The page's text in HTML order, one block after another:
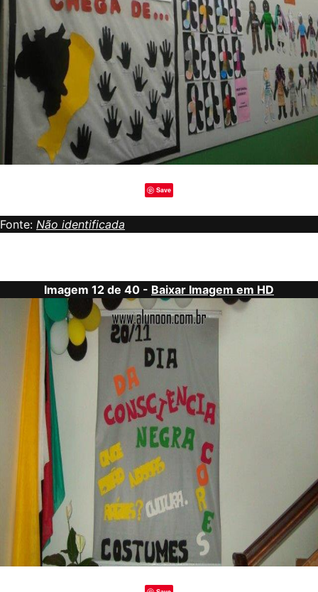
Save
Fonte: Não identificada
Imagem 12 de 40 - Baixar Imagem em HD